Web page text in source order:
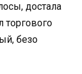
достала
торгового
безо